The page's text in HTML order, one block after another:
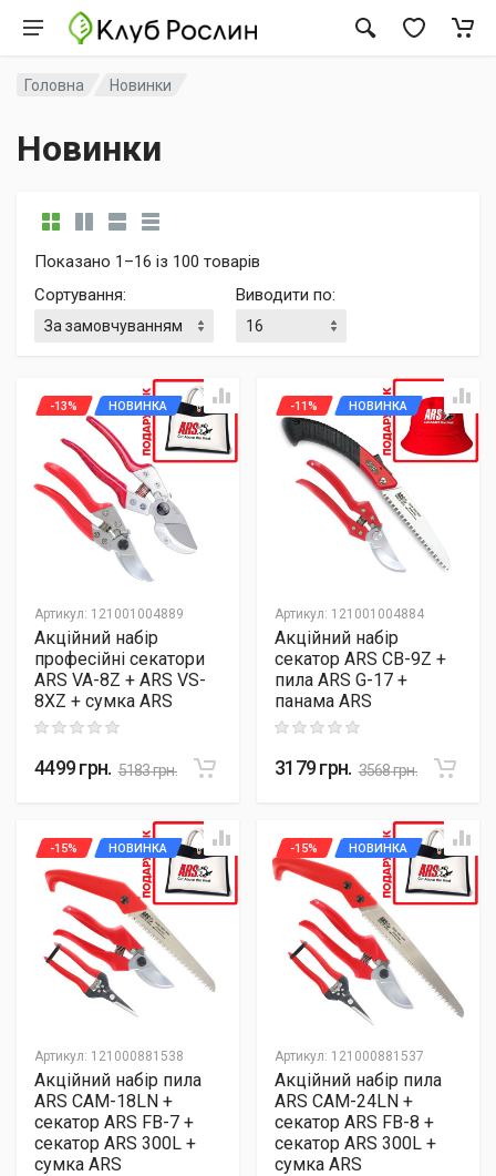
Головна Новинки
Новинки
Показано 1–16 із 100 товарів
Сортування: Виводити по:
Артикул: 121001004889
-13% НОВИНКА
Акційний набір
професійні секатори
ARS VA-8Z + ARS VS-
8XZ + сумка ARS
Rating: 0 out of 5
4499грн. 5183грн.
Артикул: 121001004884
-11% НОВИНКА
Акційний набір
секатор ARS CB-9Z +
пила ARS G-17 +
панама ARS
Rating: 0 out of 5
3179грн. 3568грн.
Артикул: 121000881538
-15% НОВИНКА
Акційний набір пила
ARS CAM-18LN +
секатор ARS FB-7 +
секатор ARS 300L +
сумка ARS
Артикул: 121000881537
-15% НОВИНКА
Акційний набір пила
ARS CAM-24LN +
секатор ARS FB-8 +
секатор ARS 300L +
сумка ARS